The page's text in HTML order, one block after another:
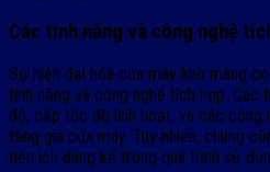
Các tính năng và công nghệ
Sự hiện đại hóa của máy khò màng
tính năng và công nghệ tích hợp. Các
độ, cấp tốc độ linh hoạt, và các công
tăng giá của máy. Tuy nhiên, chúng
tiện ích đáng kể trong quá trình sử